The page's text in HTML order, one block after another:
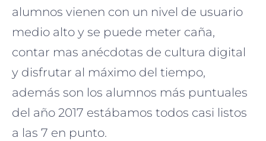
alumnos vienen con un nivel de usuario
medio alto y se puede meter caña,
contar mas anécdotas de cultura digital
y disfrutar al máximo del tiempo,
además son los alumnos más puntuales
del año 2017 estábamos todos casi listos
a las 7 en punto.